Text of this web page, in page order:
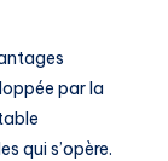
par la
qui s’opère.